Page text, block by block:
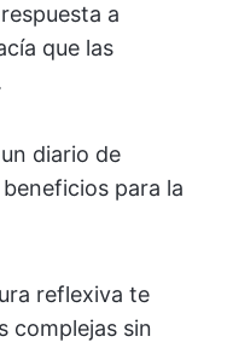
a
que las
diario de
para la
reflexiva te
complejas sin